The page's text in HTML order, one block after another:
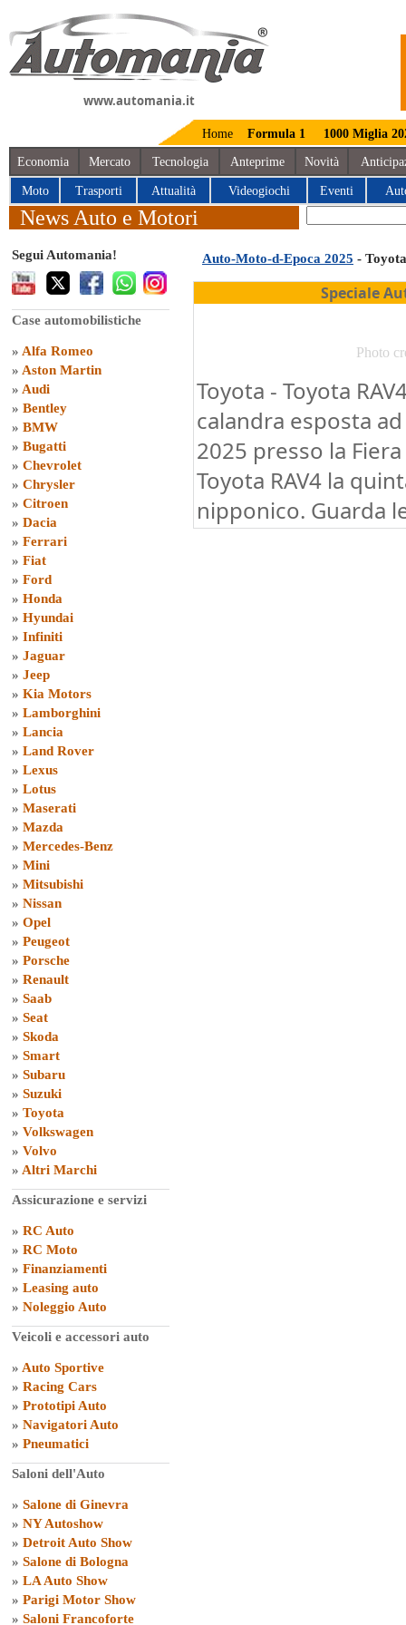
www.automania.it
Home Formula 1 1000 Miglia
Economia Mercato Tecnologia Anteprime Novità
Moto Trasporti Attualità Videogiochi Eventi
News Auto e Motori
Segui Automania!
Case automobilistiche
» Alfa Romeo
» Aston Martin
» Audi
» Bentley
» BMW
» Bugatti
» Chevrolet
» Chrysler
» Citroen
» Dacia
» Ferrari
» Fiat
» Ford
» Honda
» Hyundai
» Infiniti
» Jaguar
» Jeep
» Kia Motors
» Lamborghini
» Lancia
» Land Rover
» Lexus
» Lotus
» Maserati
» Mazda
» Mercedes-Benz
» Mini
» Mitsubishi
» Nissan
» Opel
» Peugeot
» Porsche
» Renault
» Saab
» Seat
» Skoda
» Smart
» Subaru
» Suzuki
» Toyota
» Volkswagen
» Volvo
» Altri Marchi
Assicurazione e servizi
» RC Auto
» RC Moto
» Finanziamenti
» Leasing auto
» Noleggio Auto
Veicoli e accessori auto
» Auto Sportive
» Racing Cars
» Prototipi Auto
» Navigatori Auto
» Pneumatici
Saloni dell'Auto
» Salone di Ginevra
» NY Autoshow
» Detroit Auto Show
» Salone di Bologna
» LA Auto Show
» Parigi Motor Show
» Saloni Francoforte
Auto-Moto-d-Epoca 2025 - Toyota
Speciale
Photo
Toyota - Toyota
calandra esposta
2025 presso la
Toyota RAV4 la
nipponico. Guarda